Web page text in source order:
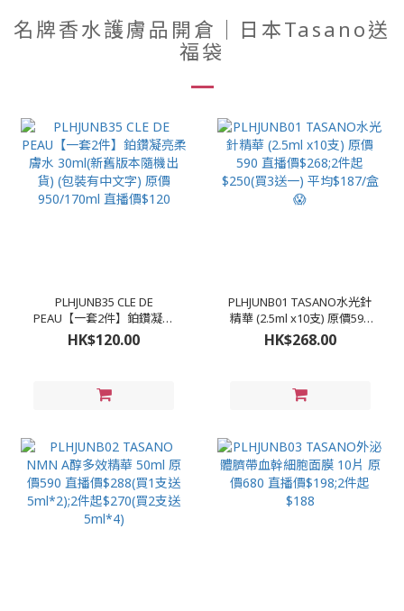
名牌香水護膚品開倉｜日本Tasano送
福袋
PLHJUNB35 CLE DE
PEAU【一套2件】鉑鑽凝亮
柔膚水 30ml(新舊版本隨機
出貨) (包裝有中文字) 原價
HK$120.00
PLHJUNB01 TASANO水光針
精華 (2.5ml x10支) 原價590
直播價$268;2件起$250(買3
送一) 平均$187/盒😱
HK$268.00